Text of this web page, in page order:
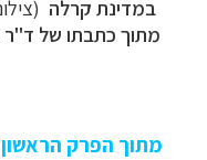
במדינת קרלה
מתוך כתבתו של ד"ר
מתוך הפרק